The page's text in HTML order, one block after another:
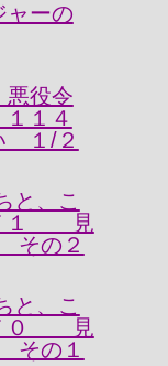
ャーの
悪役令
１４
１/２
と、こ
７１ 見
その２
と、こ
７０ 見
その１